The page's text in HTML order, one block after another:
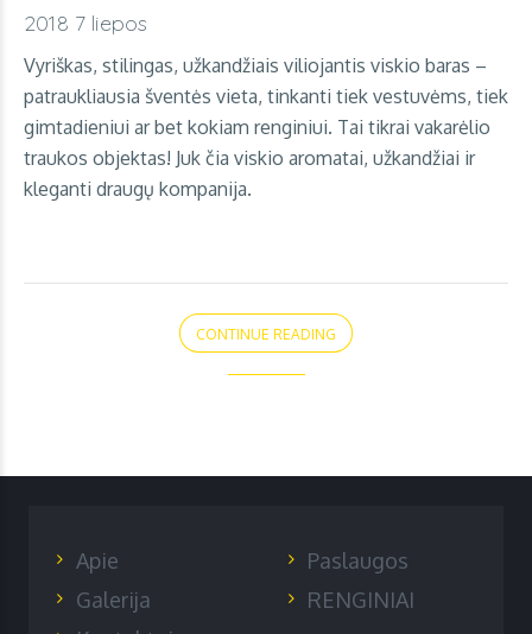
2018 7 liepos
Vyriškas, stilingas, užkandžiais viliojantis viskio baras –
patraukliausia šventės vieta, tinkanti tiek vestuvėms, tiek
gimtadieniui ar bet kokiam renginiui. Tai tikrai vakarėlio
traukos objektas! Juk čia viskio aromatai, užkandžiai ir
kleganti draugų kompanija.
CONTINUE READING
Apie
Paslaugos
Galerija
RENGINIAI